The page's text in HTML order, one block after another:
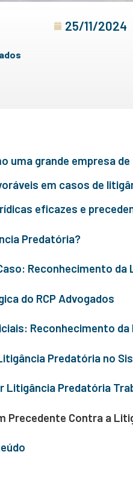
25/11/2024
uma grande empresa
em casos de
eficazes e
Predatória?
Reconhecimento da
do RCP Advogados
Reconhecimento
Predatória no
Litigância Predatória
Precedente Contra a